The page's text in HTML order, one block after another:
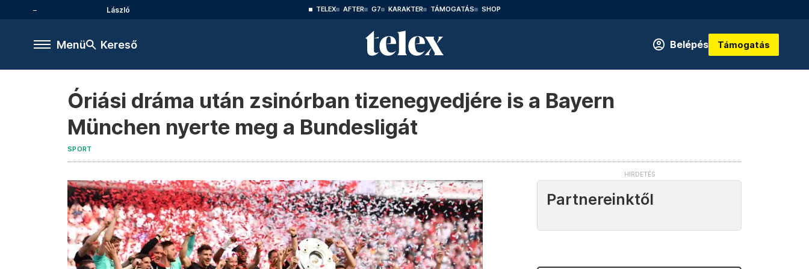
László TELEX AFTER G7 KARAKTER TÁMOGATÁS SHOP
Menü Kereső Belépés Támogatás
Óriási dráma után zsinórban tizenegyedjére is a Bayern
München nyerte meg a Bundesligát
SPORT
Partnereinktől